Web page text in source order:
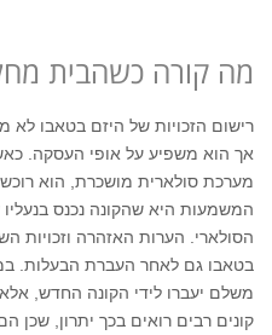
מה קורה כשהבית
רישום הזכויות של היזם בטאבו לא
אך הוא משפיע על אופי העסקה.
מערכת סולארית מושכרת, הוא
המשמעות היא שהקונה נכנס
הסולארי. הערות האזהרה וזכויות
בטאבו גם לאחר העברת הבעלות.
משלם יעברו לידי הקונה החדש,
קונים רבים רואים בכך יתרון, שכן